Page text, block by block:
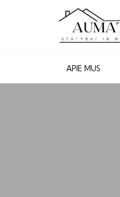
APIE MUS